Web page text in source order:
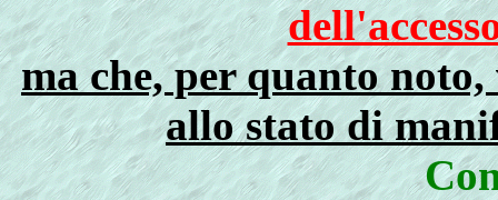
ma che, per quanto
allo stato di